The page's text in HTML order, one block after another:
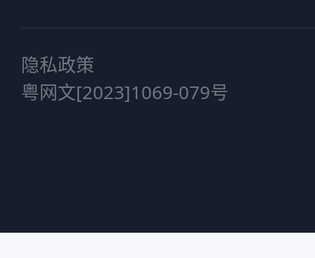
隐私政策
粤网文[2023]1069-079号